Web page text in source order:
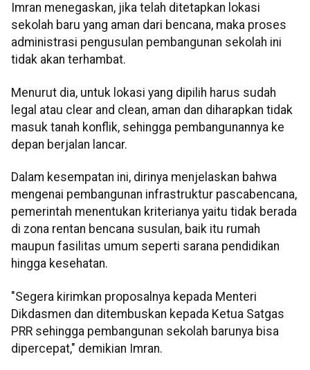
Imran menegaskan, jika telah ditetapkan lokasi
sekolah baru yang aman dari bencana, maka proses
administrasi pengusulan pembangunan sekolah ini
tidak akan terhambat.
Menurut dia, untuk lokasi yang dipilih harus sudah
legal atau clear and clean, aman dan diharapkan tidak
masuk tanah konflik, sehingga pembangunannya ke
depan berjalan lancar.
Dalam kesempatan ini, dirinya menjelaskan bahwa
mengenai pembangunan infrastruktur pascabencana,
pemerintah menentukan kriterianya yaitu tidak berada
di zona rentan bencana susulan, baik itu rumah
maupun fasilitas umum seperti sarana pendidikan
hingga kesehatan.
"Segera kirimkan proposalnya kepada Menteri
Dikdasmen dan ditembuskan kepada Ketua Satgas
PRR sehingga pembangunan sekolah barunya bisa
dipercepat," demikian Imran.